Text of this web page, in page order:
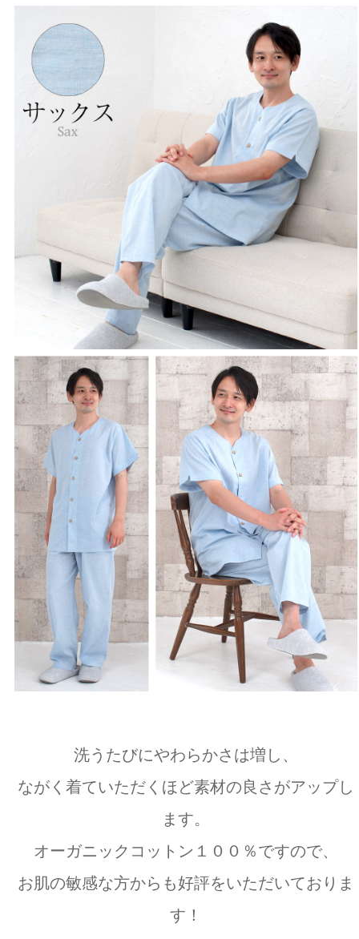
洗うたびにやわらかさは増し、
ながく着ていただくほど素材の良さがアップし
ます。
オーガニックコットン１００％ですので、
お肌の敏感な方からも好評をいただいておりま
す！